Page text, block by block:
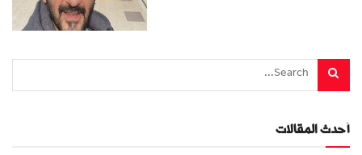
أحدث المقالات